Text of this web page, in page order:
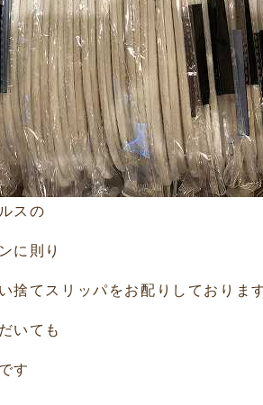
スの
に則り
捨てスリッパをお配りしておりま
いても
す